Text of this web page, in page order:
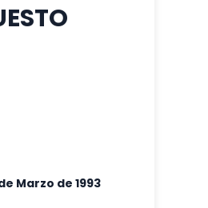
Marzo de 1993